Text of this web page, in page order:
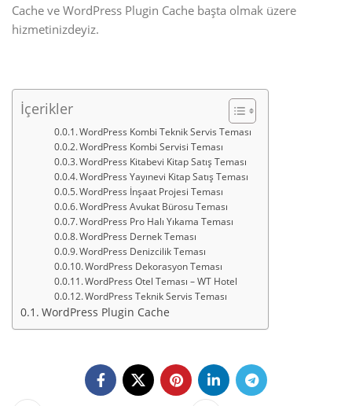
Cache ve WordPress Plugin Cache başta olmak üzere
hizmetinizdeyiz.
İçerikler
WordPress Kombi Teknik Servis Teması
WordPress Kombi Servisi Teması
WordPress Kitabevi Kitap Satış Teması
WordPress Yayınevi Kitap Satış Teması
WordPress İnşaat Projesi Teması
WordPress Avukat Bürosu Teması
WordPress Pro Halı Yıkama Teması
WordPress Dernek Teması
WordPress Denizcilik Teması
WordPress Dekorasyon Teması
WordPress Otel Teması – WT Hotel
WordPress Teknik Servis Teması
WordPress Plugin Cache